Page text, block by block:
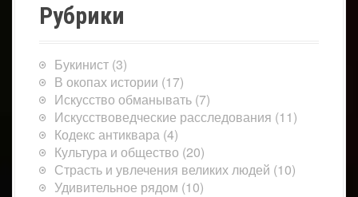
Рубрики
Букинист (3)
В окопах истории (17)
Искусство обманывать (7)
Искусствоведческие расследования (11)
Кодекс антиквара (4)
Культура и общество (20)
Страсть и увлечения великих людей (10)
Удивительное рядом (10)